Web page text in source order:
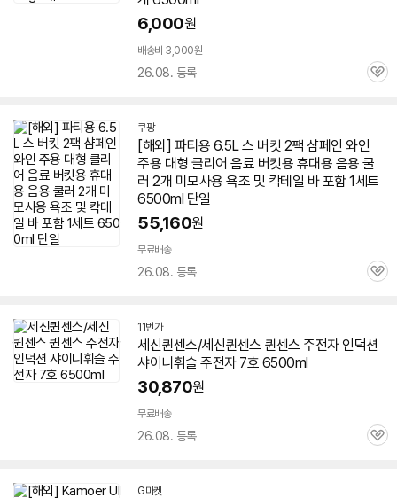
6,000원
배송비 3,000원
26.08. 등록
관
쿠팡
[해외] 파티용 6.5L 스 버킷 2팩 샴페인 와인
주용 대형 클리어 음료 버킷용 휴대용 음용 쿨
러 2개 미모사용 욕조 및 칵테일 바 포함 1세트
6500ml 단일
55,160원
무료배송
26.08. 등록
관
11번가
세신퀸센스/세신퀸센스 퀸센스 주전자 인덕션
샤이니휘슬 주전자 7호 6500ml
30,870원
무료배송
26.08. 등록
관
G마켓